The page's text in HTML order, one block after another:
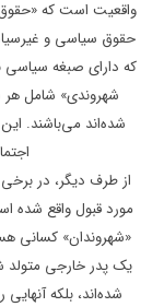
واقعیت است که
حقوق سیاسی و
که دارای صبغه
شهروندی» شامل
شده‌اند می‌باشند.
از طرف دیگر، در
«شهروندان» کسانی
یک پدر خارجی متولد
شده‌اند، بلکه